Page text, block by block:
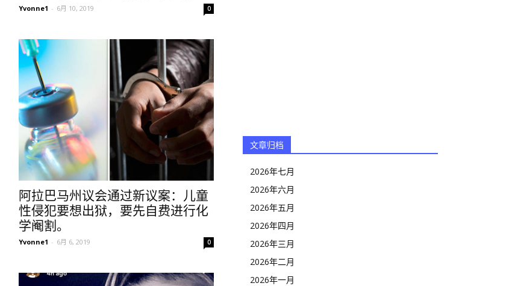
Yvonne1 - 6月 10, 2019 0
阿拉巴马州议会通过新议案：儿童
性侵犯要想出狱，要先自费进行化
学阉割。
Yvonne1 - 6月 6, 2019 0
文章归档
2026年七月
2026年六月
2026年五月
2026年四月
2026年三月
2026年二月
2026年一月